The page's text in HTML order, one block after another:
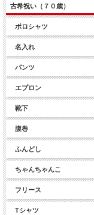
古希祝い（７０歳）
ポロシャツ
名入れ
パンツ
エプロン
靴下
腹巻
ふんどし
ちゃんちゃんこ
フリース
Tシャツ